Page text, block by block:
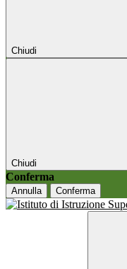
Chiudi
Chiudi
Conferma
Annulla Conferma